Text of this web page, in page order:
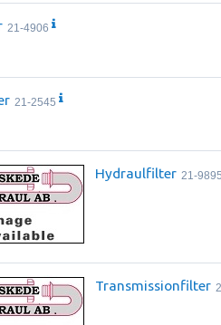
21-4906
21-2545
Hydraulfilter 21-9895
Transmissionfilter